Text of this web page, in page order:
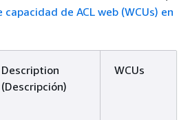
capacidad de ACL web (WCUs) en
Description
(Descripción)
WCUs